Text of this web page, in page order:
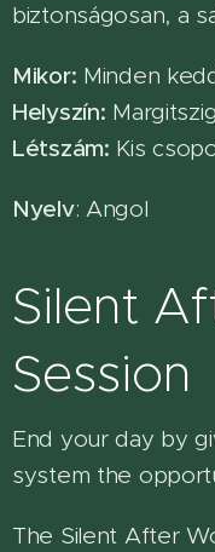
biztonságosan, a
Mikor: Minden
Helyszín:
Létszám: Kis
Nyelv: Angol
Silent
Session
End your day by
system the
The Silent After